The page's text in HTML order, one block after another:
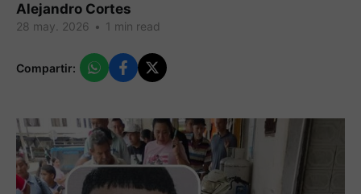
Alejandro Cortes
28 may. 2026 • 1 min read
Compartir: